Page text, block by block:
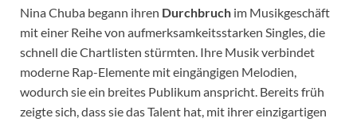
Nina Chuba begann ihren Durchbruch im Musikgeschäft
mit einer Reihe von aufmerksamkeitsstarken Singles, die
schnell die Chartlisten stürmten. Ihre Musik verbindet
moderne Rap-Elemente mit eingängigen Melodien,
wodurch sie ein breites Publikum anspricht. Bereits früh
zeigte sich, dass sie das Talent hat, mit ihrer einzigartigen